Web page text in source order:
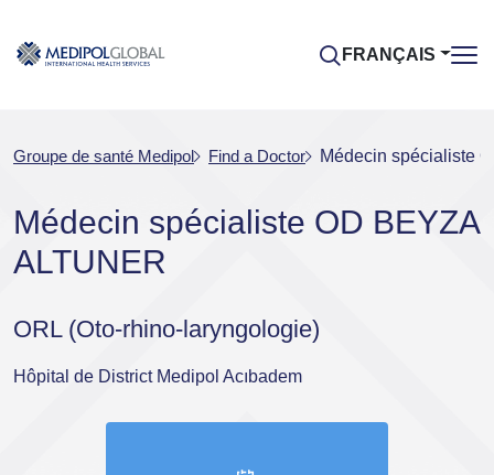
FRANÇAIS
Groupe de santé Medipol Find a Doctor Médecin spécialiste
Médecin spécialiste OD BEYZA
ALTUNER
ORL (Oto-rhino-laryngologie)
Hôpital de District Medipol Acıbadem